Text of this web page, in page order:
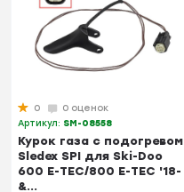
0
0 оценок
Артикул: SM-08558
Курок газа с подогревом
Sledex SPI для Ski-Doo
600 E-TEC/800 E-TEC '18-
&...